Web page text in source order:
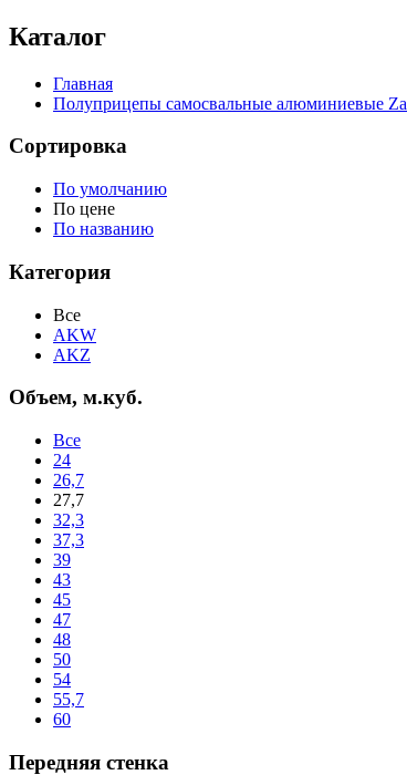
Каталог
Главная
Полуприцепы самосвальные алюминиевые
Сортировка
По умолчанию
По цене
По названию
Категория
Все
AKW
AKZ
Объем, м.куб.
Все
24
26,7
27,7
32,3
37,3
39
43
45
47
48
50
54
55,7
60
Передняя стенка